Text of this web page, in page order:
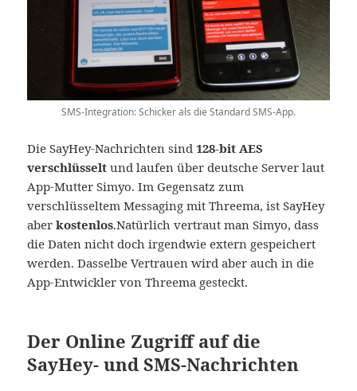
SMS-Integration: Schicker als die Standard SMS-App.
Die SayHey-Nachrichten sind128-bit AES
verschlüsselt und laufen über deutsche Server laut
App-Mutter Simyo. Im Gegensatz zum
verschlüsseltem Messaging mit Threema, ist SayHey
aberkostenlos.Natürlich vertraut man Simyo, dass
die Daten nicht doch irgendwie extern gespeichert
werden. Dasselbe Vertrauen wird aber auch in die
App-Entwickler von Threema gesteckt.
Der Online Zugriff auf die
SayHey- und SMS-Nachrichten